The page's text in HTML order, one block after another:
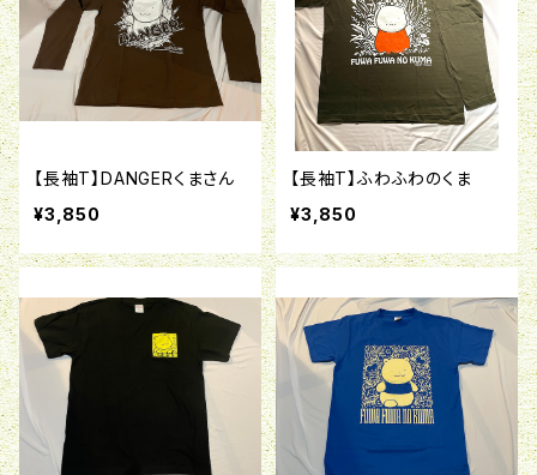
【長袖T】DANGERくまさん
¥3,850
【長袖T】ふわふわのくま
¥3,850